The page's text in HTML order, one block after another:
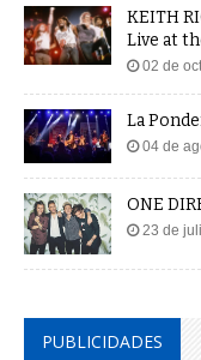
KEITH
Live at
02 de
La
04 de
ONE
23 de
PUBLICIDADES